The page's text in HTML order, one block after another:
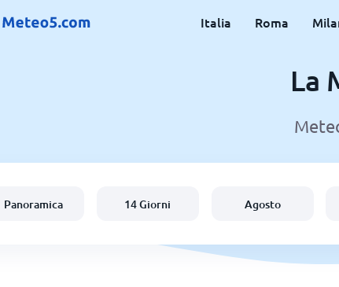
Italia Roma
La
Panoramica 14 Giorni Agosto